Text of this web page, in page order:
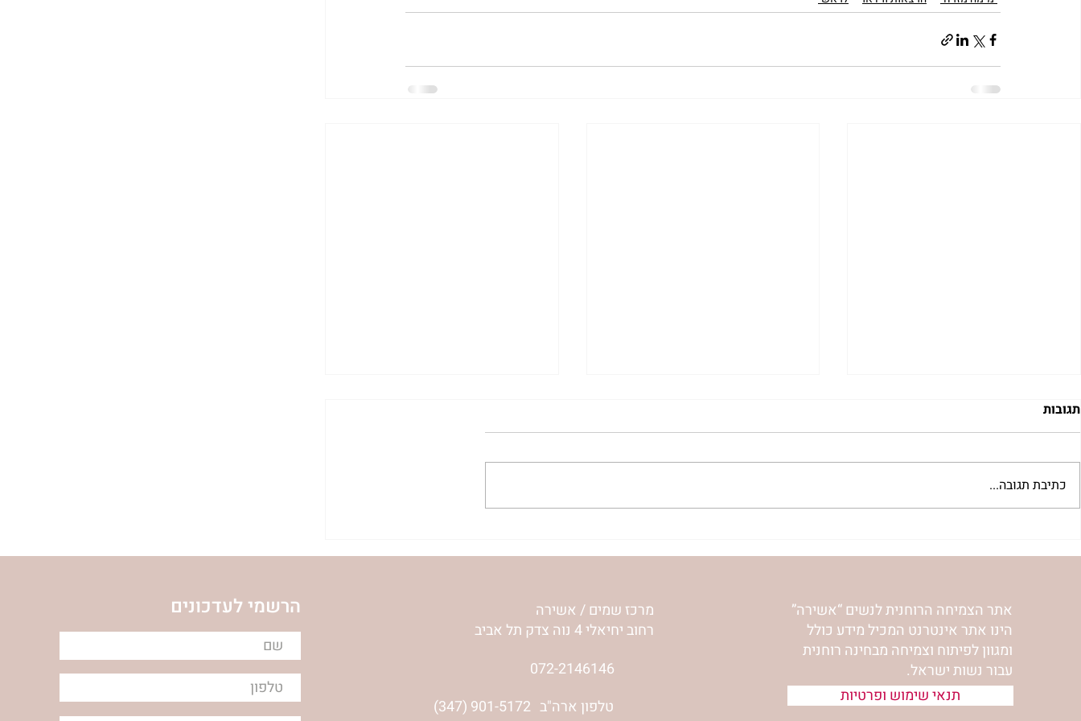
שיעור לט"ו באב | הר' ימימה
השיעור לתשעה באב | הר'
אוהב" | ראש חודש אב
תגובות
כתיבת תגובה...
הרשמי לעדכונים
מרכז שמים / אשירה
רחוב יחיאלי 4 נוה צדק תל אביב
072-2146146
(347) 901-5172 טלפון ארה"ב
אתר הצמיחה הרוחנית לנשים “אשירה”
הינו אתר אינטרנט המכיל מידע כולל
ומגוון לפיתוח וצמיחה מבחינה רוחנית
עבור נשות ישראל.
תנאי שימוש ופרטיות